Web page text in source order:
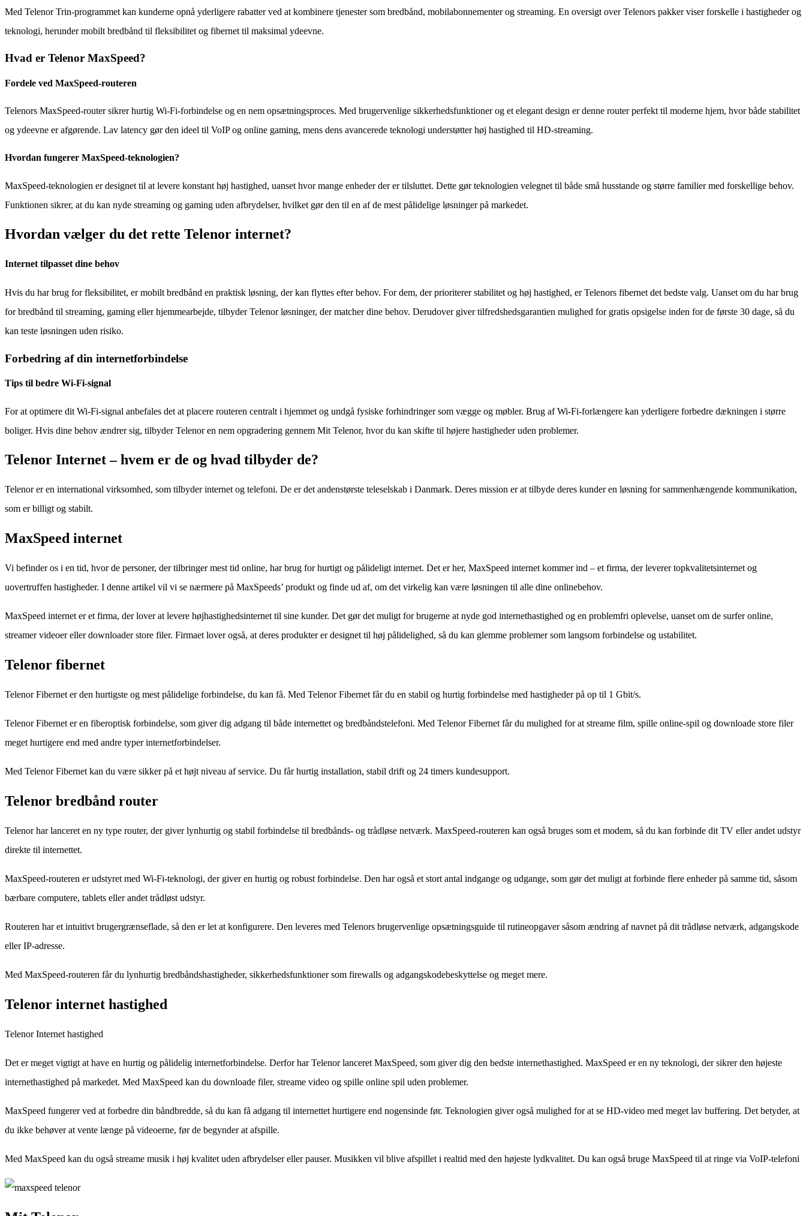
Med Telenor Trin-programmet kan kunderne opnå yderligere rabatter ved at kombinere tjenester som bredbånd, mobilabonnementer og streaming. En oversigt over Telenors pakker viser forskelle i hastigheder og
teknologi, herunder mobilt bredbånd til fleksibilitet og fibernet til maksimal ydeevne.
Hvad er Telenor MaxSpeed?
Fordele ved MaxSpeed-routeren
Telenors MaxSpeed-router sikrer hurtig Wi-Fi-forbindelse og en nem opsætningsproces. Med brugervenlige sikkerhedsfunktioner og et elegant design er denne router perfekt til moderne hjem, hvor både stabilitet
og ydeevne er afgørende. Lav latency gør den ideel til VoIP og online gaming, mens dens avancerede teknologi understøtter høj hastighed til HD-streaming.
Hvordan fungerer MaxSpeed-teknologien?
MaxSpeed-teknologien er designet til at levere konstant høj hastighed, uanset hvor mange enheder der er tilsluttet. Dette gør teknologien velegnet til både små husstande og større familier med forskellige behov.
Funktionen sikrer, at du kan nyde streaming og gaming uden afbrydelser, hvilket gør den til en af de mest pålidelige løsninger på markedet.
Hvordan vælger du det rette Telenor internet?
Internet tilpasset dine behov
Hvis du har brug for fleksibilitet, er mobilt bredbånd en praktisk løsning, der kan flyttes efter behov. For dem, der prioriterer stabilitet og høj hastighed, er Telenors fibernet det bedste valg. Uanset om du har brug
for bredbånd til streaming, gaming eller hjemmearbejde, tilbyder Telenor løsninger, der matcher dine behov. Derudover giver tilfredshedsgarantien mulighed for gratis opsigelse inden for de første 30 dage, så du
kan teste løsningen uden risiko.
Forbedring af din internetforbindelse
Tips til bedre Wi-Fi-signal
For at optimere dit Wi-Fi-signal anbefales det at placere routeren centralt i hjemmet og undgå fysiske forhindringer som vægge og møbler. Brug af Wi-Fi-forlængere kan yderligere forbedre dækningen i større
boliger. Hvis dine behov ændrer sig, tilbyder Telenor en nem opgradering gennem Mit Telenor, hvor du kan skifte til højere hastigheder uden problemer.
Telenor Internet – hvem er de og hvad tilbyder de?
Telenor er en international virksomhed, som tilbyder internet og telefoni. De er det andenstørste teleselskab i Danmark. Deres mission er at tilbyde deres kunder en løsning for sammenhængende kommunikation,
som er billigt og stabilt.
MaxSpeed internet
Vi befinder os i en tid, hvor de personer, der tilbringer mest tid online, har brug for hurtigt og pålideligt internet. Det er her, MaxSpeed internet kommer ind – et firma, der leverer topkvalitetsinternet og
uovertruffen hastigheder. I denne artikel vil vi se nærmere på MaxSpeeds’ produkt og finde ud af, om det virkelig kan være løsningen til alle dine onlinebehov.
MaxSpeed internet er et firma, der lover at levere højhastighedsinternet til sine kunder. Det gør det muligt for brugerne at nyde god internethastighed og en problemfri oplevelse, uanset om de surfer online,
streamer videoer eller downloader store filer. Firmaet lover også, at deres produkter er designet til høj pålidelighed, så du kan glemme problemer som langsom forbindelse og ustabilitet.
Telenor fibernet
Telenor Fibernet er den hurtigste og mest pålidelige forbindelse, du kan få. Med Telenor Fibernet får du en stabil og hurtig forbindelse med hastigheder på op til 1 Gbit/s.
Telenor Fibernet er en fiberoptisk forbindelse, som giver dig adgang til både internettet og bredbåndstelefoni. Med Telenor Fibernet får du mulighed for at streame film, spille online-spil og downloade store filer
meget hurtigere end med andre typer internetforbindelser.
Med Telenor Fibernet kan du være sikker på et højt niveau af service. Du får hurtig installation, stabil drift og 24 timers kundesupport.
Telenor bredbånd router
Telenor har lanceret en ny type router, der giver lynhurtig og stabil forbindelse til bredbånds- og trådløse netværk. MaxSpeed-routeren kan også bruges som et modem, så du kan forbinde dit TV eller andet udstyr
direkte til internettet.
MaxSpeed-routeren er udstyret med Wi-Fi-teknologi, der giver en hurtig og robust forbindelse. Den har også et stort antal indgange og udgange, som gør det muligt at forbinde flere enheder på samme tid, såsom
bærbare computere, tablets eller andet trådløst udstyr.
Routeren har et intuitivt brugergrænseflade, så den er let at konfigurere. Den leveres med Telenors brugervenlige opsætningsguide til rutineopgaver såsom ændring af navnet på dit trådløse netværk, adgangskode
eller IP-adresse.
Med MaxSpeed-routeren får du lynhurtig bredbåndshastigheder, sikkerhedsfunktioner som firewalls og adgangskodebeskyttelse og meget mere.
Telenor internet hastighed
Telenor Internet hastighed
Det er meget vigtigt at have en hurtig og pålidelig internetforbindelse. Derfor har Telenor lanceret MaxSpeed, som giver dig den bedste internethastighed. MaxSpeed er en ny teknologi, der sikrer den højeste
internethastighed på markedet. Med MaxSpeed kan du downloade filer, streame video og spille online spil uden problemer.
MaxSpeed fungerer ved at forbedre din båndbredde, så du kan få adgang til internettet hurtigere end nogensinde før. Teknologien giver også mulighed for at se HD-video med meget lav buffering. Det betyder, at
du ikke behøver at vente længe på videoerne, før de begynder at afspille.
Med MaxSpeed kan du også streame musik i høj kvalitet uden afbrydelser eller pauser. Musikken vil blive afspillet i realtid med den højeste lydkvalitet. Du kan også bruge MaxSpeed til at ringe via VoIP-telefoni